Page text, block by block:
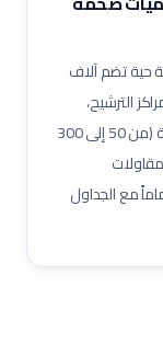
مؤهل
مهنية
/ ويتر
وتغليف
حية تضم آلاف
الترشيح،
يمكننا تخطيط وتوريد دفعات عمالية ضخمة (من 50 إلى 300
مع الجداول